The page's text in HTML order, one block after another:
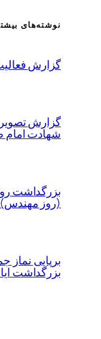
نوشته‌های
گزارش
گزارش
شهادت امام
بزرگداشت
(روز مهندس)
برپایی نماز
بزرگداشت